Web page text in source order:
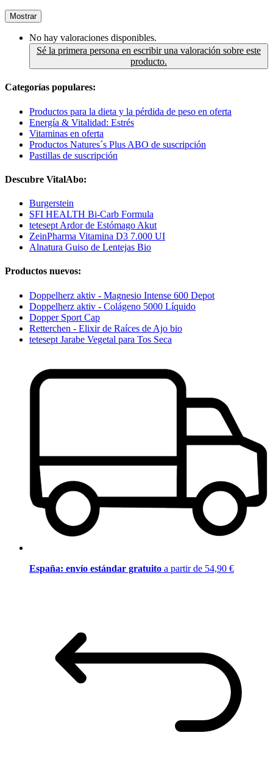
Mostrar
No hay valoraciones disponibles.
Sé la primera persona en escribir una valoración sobre este
producto.
Categorías populares:
Productos para la dieta y la pérdida de peso en oferta
Energía & Vitalidad: Estrés
Vitaminas en oferta
Productos Natures´s Plus ABO de suscripción
Pastillas de suscripción
Descubre VitalAbo:
Burgerstein
SFI HEALTH Bi-Carb Formula
tetesept Ardor de Estómago Akut
ZeinPharma Vitamina D3 7.000 UI
Alnatura Guiso de Lentejas Bio
Productos nuevos:
Doppelherz aktiv - Magnesio Intense 600 Depot
Doppelherz aktiv - Colágeno 5000 Líquido
Dopper Sport Cap
Retterchen - Elixir de Raíces de Ajo bio
tetesept Jarabe Vegetal para Tos Seca
España: envío estándar gratuito a partir de 54,90 €